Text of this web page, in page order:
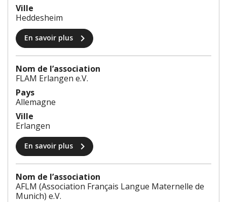
Ville
Heddesheim
En savoir plus chevron_right
Nom de l’association
FLAM Erlangen e.V.
Pays
Allemagne
Ville
Erlangen
En savoir plus chevron_right
Nom de l’association
AFLM (Association Français Langue Maternelle de
Munich) e.V.